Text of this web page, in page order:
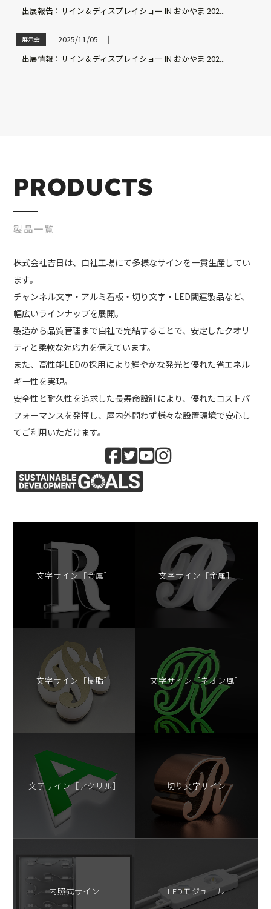
出展報告：サイン＆ディスプレイショー IN おかやま 202...
展示会 2025/11/05 │
出展情報：サイン＆ディスプレイショー IN おかやま 202...
PRODUCTS
製品一覧
株式会社吉日は、自社工場にて多様なサインを一貫生産してい
ます。
チャンネル文字・アルミ看板・切り文字・LED関連製品など、
幅広いラインナップを展開。
製造から品質管理まで自社で完結することで、安定したクオリ
ティと柔軟な対応力を備えています。
また、高性能LEDの採用により鮮やかな発光と優れた省エネル
ギー性を実現。
安全性と耐久性を追求した長寿命設計により、優れたコストパ
フォーマンスを発揮し、屋内外問わず様々な設置環境で安心し
てご利用いただけます。
文字サイン［金属］ 文字サイン［金属］
文字サイン［樹脂］ 文字サイン［ネオン風］
文字サイン［アクリル］ 切り⽂字サイン
内照式サイン LEDモジュール